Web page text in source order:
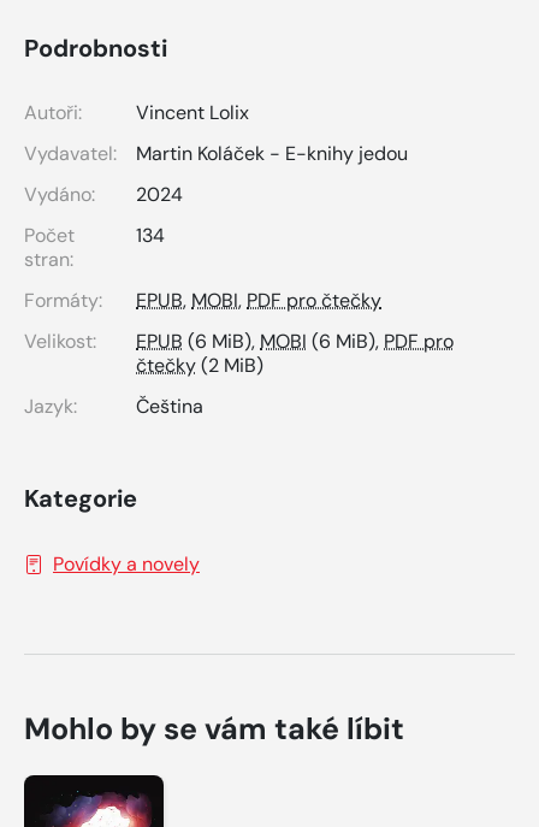
Podrobnosti
Autoři:
Vincent Lolix
Vydavatel:
Martin Koláček - E-knihy jedou
Vydáno:
2024
Počet
stran:
134
Formáty: EPUB, MOBI, PDF pro čtečky
Velikost:
EPUB (6 MiB), MOBI (6 MiB), PDF pro
čtečky(2 MiB)
Jazyk:
Čeština
Kategorie
Povídky a novely
Mohlo by se vám také líbit